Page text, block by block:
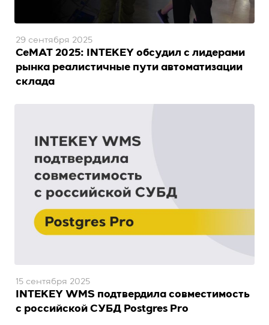
CeMAT 2025: INTEKEY обсудил с лидерами
рынка реалистичные пути автоматизации
склада
29 сентября 2025
INTEKEY WMS подтвердила совместимость
с российской СУБД Postgres Pro
15 сентября 2025